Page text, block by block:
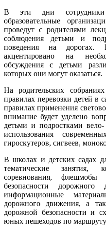
В эти дни сотрудники
образовательные
проведут с родителями
соблюдения детьми и
поведения на
акцентировано на
обсуждения с детьми
которых они могут оказаться.
На родительских
правилах перевозки детей в
правилах применения
внимание будет уделено
детьми и подростками
использования
гироскутеров, сигвеев,
В школах и детских садах
тематические занятия,
соревнования,
безопасности
информационные
дорожного движения, а
дорожной безопасности и
юных пешеходов по